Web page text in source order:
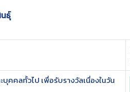
ธุ์
คคลทั้วไป เพื่อรับรางวัลเนื่องในวัน